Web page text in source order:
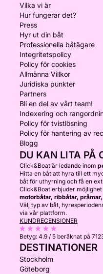
Vilka vi är
Hur fungerar det?
Press
Hyr ut din båt
Professionella båtägare
Integritetspolicy
Policy för cookies
Allmänna Villkor
Juridiska punkter
Partners
Bli en del av vårt team!
Indexering och
Policy för tvistlösning
Policy för hantering av
Blogg
DU KAN LITA PÅ
Click&Boat är ledande inom
Hitta en båt att hyra till ett
båt för uthyrning och få en
Click&Boat erbjuder
motorbåtar, ribbåtar,
Välj typ av båt,
via vår plattform.
KUNDRECENSIONER
Betyg: 4.9 / 5 beräknat på
DESTINATIONER
Stockholm
Göteborg